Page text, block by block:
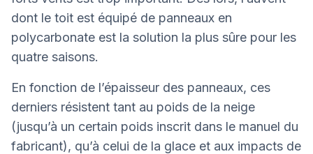
dont le toit est équipé de panneaux en
polycarbonate est la solution la plus sûre pour les
quatre saisons.
En fonction de l’épaisseur des panneaux, ces
derniers résistent tant au poids de la neige
(jusqu’à un certain poids inscrit dans le manuel du
fabricant), qu’à celui de la glace et aux impacts de